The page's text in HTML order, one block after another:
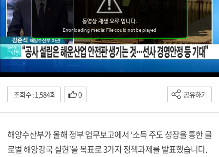
조회수 : 1,584회 0 공유하기
해양수산부가 올해 정부 업무보고에서 ‘소득 주도 성장을 통한 글
로벌 해양강국 실현’을 목표로 3가지 정책과제를 발표했습니다.